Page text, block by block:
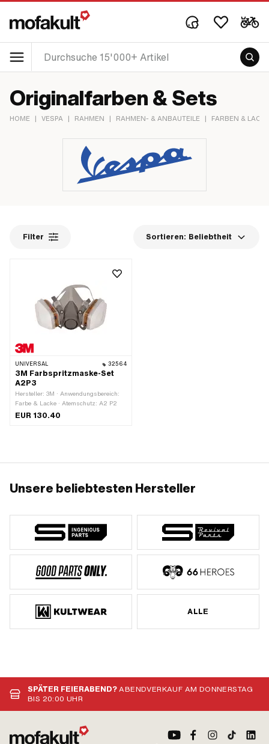
Originalfarben & Sets
HOME | VESPA | RAHMEN | RAHMEN- & ANBAUTEILE | FARBEN & LACKE
Filter Sortieren: Beliebtheit
UNIVERSAL 32564
3M Farbspritzmaske-Set
A2P3
Hersteller: 3M · Anwendungsbereich:
Farbe & Lacke · Atemschutz: A2 P2
EUR 130.40
Unsere beliebtesten Hersteller
ALLE
SPÄTER FEIERABEND?ABENDVERKAUF AM DONNERSTAG
BIS 20:00 UHR